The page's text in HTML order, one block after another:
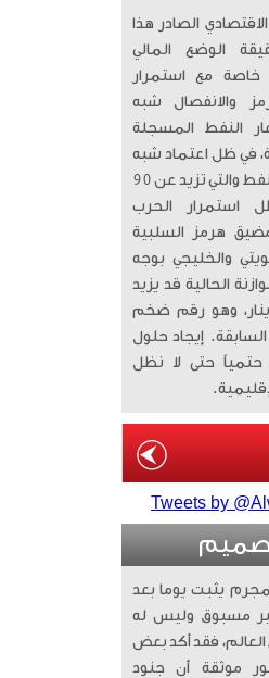
الصادر هذا
الوضع المالي
خاصة مع استمرار
والانفصال شبه
النفط المسجلة
في ظل اعتماد شبه
كلي على عائدات النفط والتي تزيد عن 90
استمرار الحرب
هرمز السلبية
والخليجي بوجه
الحالية قد يزيد
دينار، وهو رقم ضخم
إيجاد حلول
حتمياً حتى لا نظل
Tweets by
يثبت يوما بعد
مسبوق وليس له
فقد أكد بعض
موثقة أن جنود